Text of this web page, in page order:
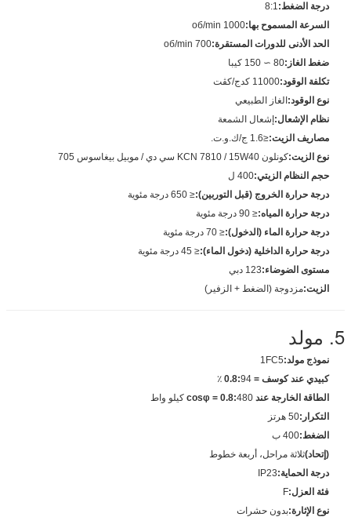
درجة الضغط:8:1
السرعة المسموح بها:1000 об/min
الحد الأدنى للدورات المستقرة:700 об/min
ضغط الغاز:80 ∼ 150 كيبا
تكلفة الوقود:11000 كدج/كڤت
نوع الوقود:الغاز الطبيعي
نظام الإشعال:إشعال الشمعة
مصاريف الزيت:≤1.6 ج/ك.و.ت.
نوع الزيت:كونلون KCN 7810 / 15W40 سي دي / موبيل بيغاسوس 705
حجم النظام الزيتي:400 ل
درجة حرارة الخروج (قبل التوربين):≤ 650 درجة مئوية
درجة حرارة المياه:≤ 90 درجة مئوية
درجة حرارة الماء (الدخول):≤ 70 درجة مئوية
درجة حرارة الداخلية (دخول الماء):≤ 45 درجة مئوية
مستوى الضوضاء:123 دبي
الزيت:مزدوجة (الضغط + الزفير)
5. مولد
نموذج مولد:1FC5
كبيدي عند كوسف = 0.8: 94 ٪
الطاقة الخارجة عند cosφ = 0.8: 480 كيلو واط
التكرار:50 هرتز
الضغط:400 ب
(إتحاد)ثلاثة مراحل، أربعة خطوط
درجة الحماية:IP23
فئة العزل:F
نوع الإثارة:بدون حشرات